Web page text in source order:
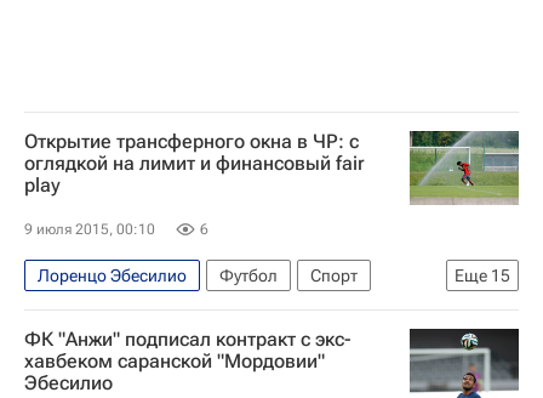
Открытие трансферного окна в ЧР: с
оглядкой на лимит и финансовый fair
play
9 июля 2015, 00:10 6
Еще 15
Лоренцо Эбесилио Футбол
Спорт
Андре Виллаш-Боаш
Российский футбольный союз (РФС)
Дмитрий Аленичев
ФК "Анжи" подписал контракт с экс-
хавбеком саранской "Мордовии"
Эбесилио